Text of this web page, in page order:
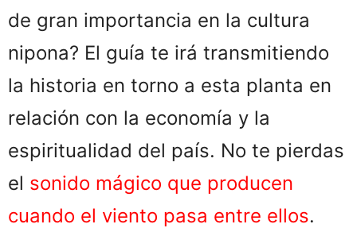
de gran importancia en la cultura
nipona? El guía te irá transmitiendo
la historia en torno a esta planta en
relación con la economía y la
espiritualidad del país. No te pierdas
el sonido mágico que producen
cuando el viento pasa entre ellos.